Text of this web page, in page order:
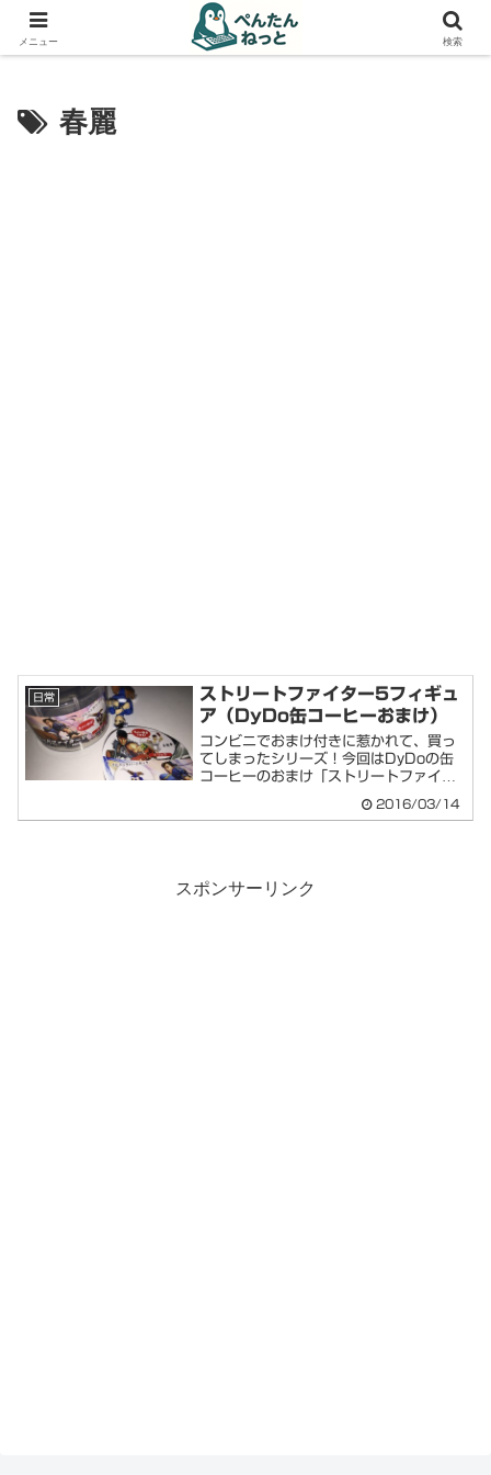
PCやガジェットの備忘録
春麗
日常
ストリートファイター5フィギュ
ア（DyDo缶コーヒーおまけ）
コンビニでおまけ付きに惹かれて、買っ
てしまったシリーズ！今回はDyDoの缶
コーヒーのおまけ「ストリートファイタ
2016/03/14
スポンサーリンク
メニュー 検索